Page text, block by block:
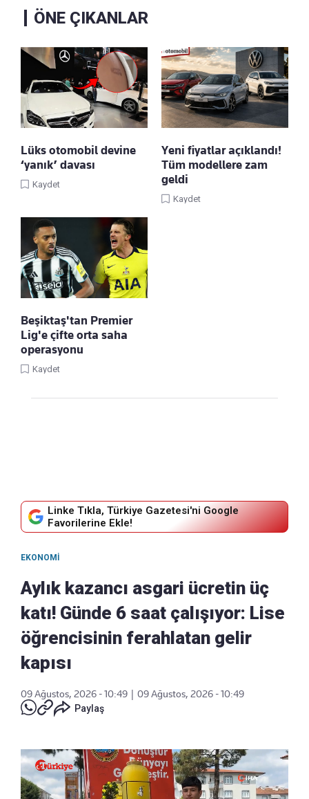
ÖNE ÇIKANLAR
Lüks otomobil devine
‘yanık’ davası
Kaydet
Yeni fiyatlar açıklandı!
Tüm modellere zam
geldi
Kaydet
Beşiktaş'tan Premier
Lig'e çifte orta saha
operasyonu
Kaydet
Linke Tıkla, Türkiye Gazetesi'ni Google
Favorilerine Ekle!
EKONOMI
Aylık kazancı asgari ücretin üç
katı! Günde 6 saat çalışıyor: Lise
öğrencisinin ferahlatan gelir
kapısı
09 Ağustos, 2026 - 10:49
09 Ağustos, 2026 - 10:49
Paylaş